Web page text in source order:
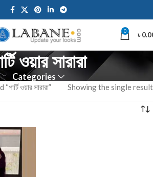
0 ৳
ওয়ার সারারা
Categories
ওয়ার সারারা” Showing the single result